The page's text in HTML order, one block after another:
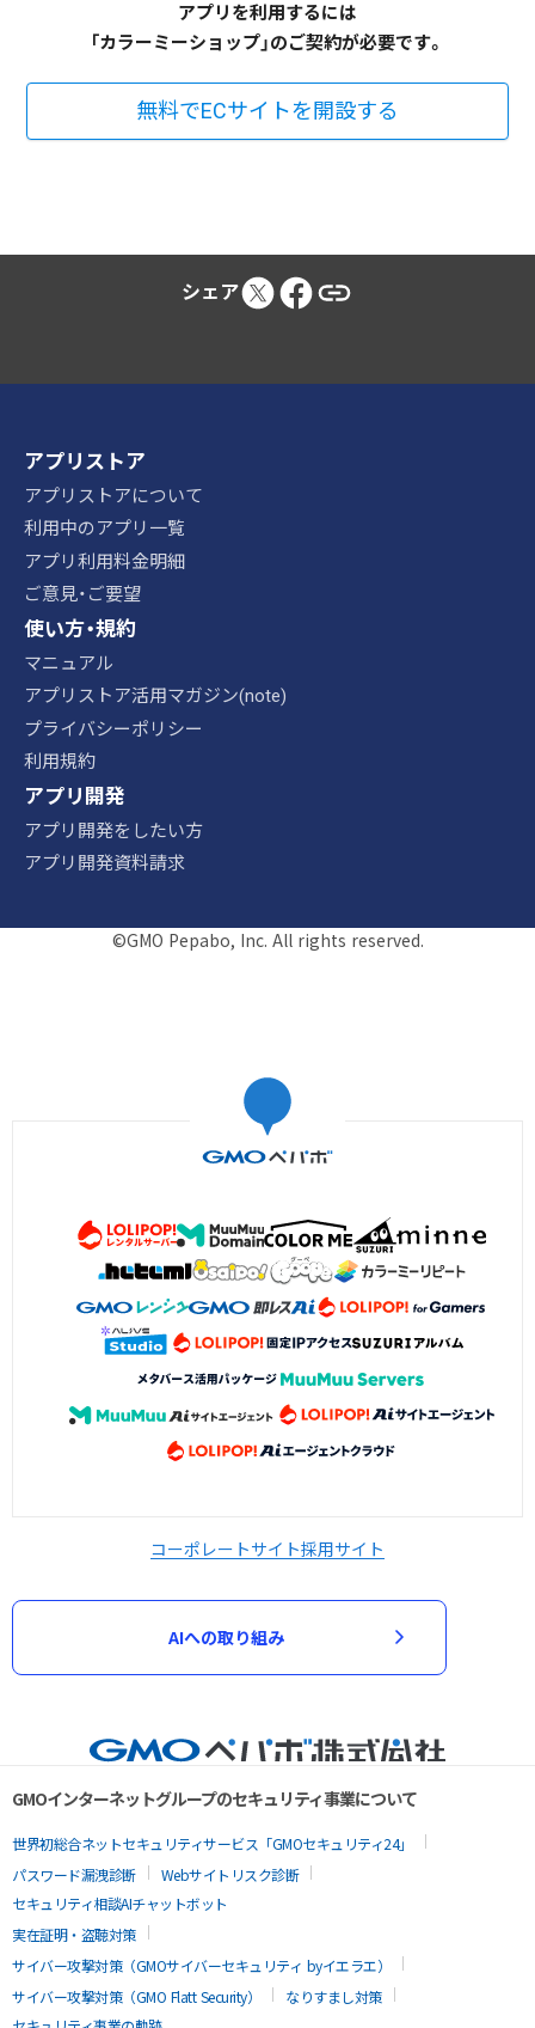
アプリを利用するには
「カラーミーショップ」のご契約が必要です。
無料でECサイトを開設する
シェア
アプリストア
アプリストアについて
利用中のアプリ一覧
アプリ利用料金明細
ご意見・ご要望
使い方・規約
マニュアル
アプリストア活用マガジン(note)
プライバシーポリシー
利用規約
アプリ開発
アプリ開発をしたい方
アプリ開発資料請求
©GMO Pepabo, Inc. All rights reserved.
コーポレートサイト採用サイト
AIへの取り組み
GMOインターネットグループのセキュリティ事業について
世界初総合ネットセキュリティサービス「GMOセキュリティ24」
パスワード漏洩診断
Webサイトリスク診断
セキュリティ相談AIチャットボット
実在証明・盗聴対策
サイバー攻撃対策（GMOサイバーセキュリティ byイエラエ）
サイバー攻撃対策（GMO Flatt Security）
なりすまし対策